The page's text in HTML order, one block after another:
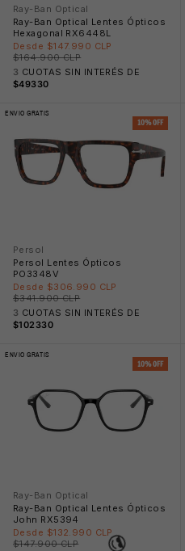
Ray-Ban Optical
Ray-Ban Optical Lentes Ópticos
Hexagonal RX6448L
Precio rebajado
Desde $147.990 CLP
Precio normal
$164.900 CLP
3 CUOTAS SIN INTERÉS DE
$49330
ENVIO GRATIS
10% OFF
Persol
Persol Lentes Ópticos
PO3348V
Precio rebajado
Desde $306.990 CLP
Precio normal
$341.900 CLP
3 CUOTAS SIN INTERÉS DE
$102330
ENVIO GRATIS
10% OFF
Ray-Ban Optical
Ray-Ban Optical Lentes Ópticos
John RX5394
Precio rebajado
Desde $132.990 CLP
Precio normal
$147.900 CLP
😎